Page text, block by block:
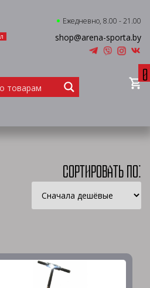
Ежедневно, 8.00 - 21.00
shop@arena-sporta.by
0
Сортировать по: